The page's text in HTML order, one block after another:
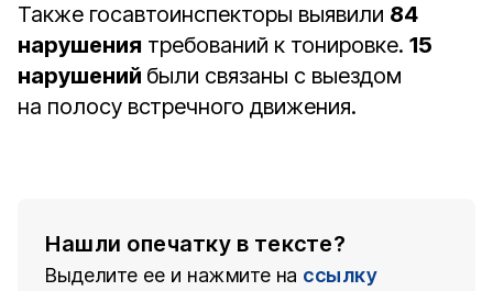
Также госавтоинспекторы выявили 84
нарушения требований к тонировке. 15
нарушений были связаны с выездом
на полосу встречного движения.
Нашли опечатку в тексте?
Выделите ее и нажмите на ссылку